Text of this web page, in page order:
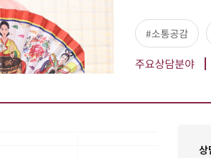
#소통공감
주요상담분야
상